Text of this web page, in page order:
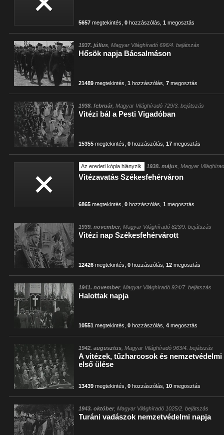
5657 megtekintés ,0 hozzászólás ,1 megosztás
1937. július , Magyar Világhíradó 696/4. bejátszás
Hősök napja Bácsalmáson
21489 megtekintés ,1 hozzászólás ,7 megosztás
1938. február, Magyar Világhíradó 729/3. bejátszás
Vitézi bál a Pesti Vigadóban
15355 megtekintés ,0 hozzászólás ,17 megosztás
Az eredeti kópia hiányzik 1938. május , Magyar
Vitézavatás Székesfehérváron
6865 megtekintés ,0 hozzászólás ,1 megosztás
1939. november, Magyar Világhíradó 823/9. bejátszás
Vitézi nap Székesfehérvárott
12426 megtekintés ,0 hozzászólás ,12 megosztás
1941. november, Magyar Világhíradó 924/7. bejátszás
Halottak napja
10551 megtekintés ,0 hozzászólás ,4 megosztás
1942. augusztus , Magyar Világhíradó 963/4. bejátszás
A vitézek, tűzharcosok és
első ülése
13439 megtekintés ,0 hozzászólás ,10 megosztás
1943. október, Magyar Világhíradó 1025/2. bejátszás
Turáni vadászok nemzetvédelmi napja